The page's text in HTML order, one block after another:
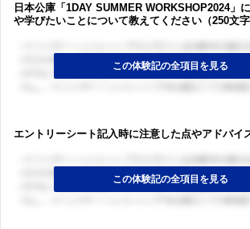
日本公庫「1DAY SUMMER WORKSHOP2024」
や学びたいことについて教えてください（250文字
エントリーシート記入時に注意した点やアドバイ